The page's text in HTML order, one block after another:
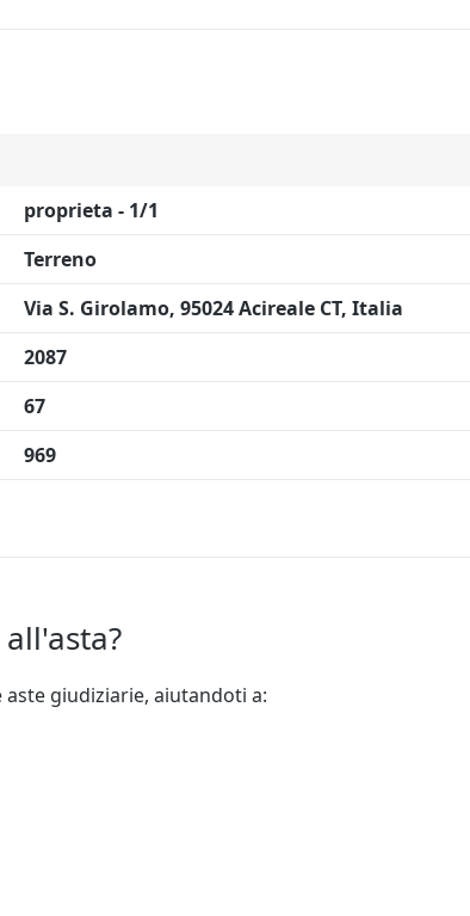
proprieta - 1/1
Terreno
Via S. Girolamo, 95024 Acireale CT, Italia
2087
67
969
giudiziarie, aiutandoti a: